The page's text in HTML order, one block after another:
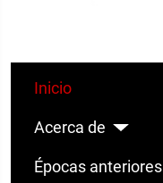
Inicio
Acerca de
Épocas anteriores